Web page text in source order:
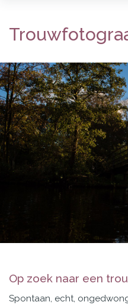
Op zoek naar een
Spontaan, echt,